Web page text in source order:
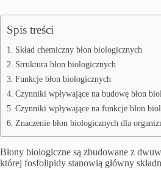
Spis treści
Skład chemiczny błon biologicznych
Struktura błon biologicznych
Funkcje błon biologicznych
Czynniki wpływające na budowę błon
Czynniki wpływające na funkcje błon
Znaczenie błon biologicznych dla
Błony biologiczne są zbudowane z
której fosfolipidy stanowią główny